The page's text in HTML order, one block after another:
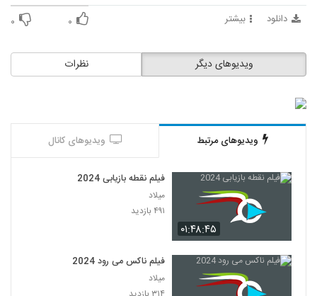
دانلود بیشتر ۰ ۰
نظرات ویدیوهای دیگر
ویدیوهای مرتبط ویدیوهای کانال
۰۱:۴۸:۴۵
فیلم نقطه بازیابی 2024
میلاد
۴۹۱ بازدید
فیلم ناکس می رود 2024
میلاد